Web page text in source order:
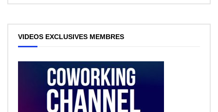
VIDEOS EXCLUSIVES MEMBRES